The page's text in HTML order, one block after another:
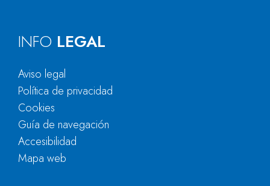
INFO LEGAL
Aviso legal
Política de privacidad
Cookies
Guía de navegación
Accesibilidad
Mapa web